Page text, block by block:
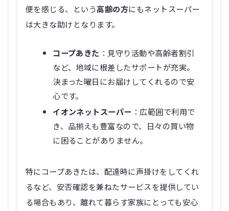
便を感じる、という高齢の方にもネットスーパー
は大きな助けとなります。
コープあきた ：見守り活動や高齢者割引
など、地域に根差したサポートが充実。
決まった曜日にお届けしてくれるので安
心です。
イオンネットスーパー ：広範囲で利用で
き、品揃えも豊富なので、日々の買い物
に困ることがありません。
特にコープあきたは、配達時に声掛けをしてくれ
るなど、安否確認を兼ねたサービスを提供してい
る場合もあり、離れて暮らす家族にとっても安心